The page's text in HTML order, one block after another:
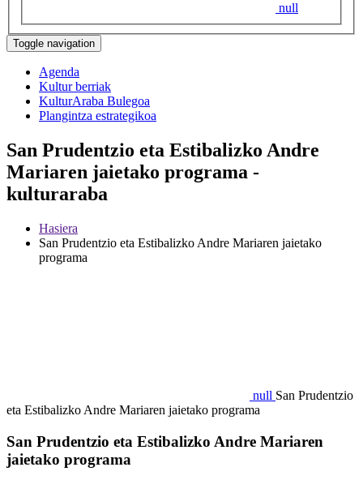
null
Toggle navigation
Agenda
Kultur berriak
KulturAraba Bulegoa
Plangintza estrategikoa
San Prudentzio eta Estibalizko Andre
Mariaren jaietako programa -
kulturaraba
Hasiera
San Prudentzio eta Estibalizko Andre Mariaren jaietako
programa
null San Prudentzio
eta Estibalizko Andre Mariaren jaietako programa
San Prudentzio eta Estibalizko Andre Mariaren
jaietako programa